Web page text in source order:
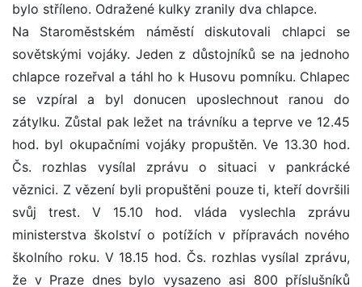
bylo stříleno. Odražené kulky zranily dva chlapce.
Na Staroměstském náměstí diskutovali chlapci se
sovětskými vojáky. Jeden z důstojníků se na jednoho
chlapce rozeřval a táhl ho k Husovu pomníku. Chlapec
se vzpíral a byl donucen uposlechnout ranou do
zátylku. Zůstal pak ležet na trávníku a teprve ve 12.45
hod. byl okupačními vojáky propuštěn. Ve 13.30 hod.
Čs. rozhlas vysílal zprávu o situaci v pankrácké
věznici. Z vězení byli propuštěni pouze ti, kteří dovršili
svůj trest. V 15.10 hod. vláda vyslechla zprávu
ministerstva školství o potížích v přípravách nového
školního roku. V 18.15 hod. Čs. rozhlas vysílal zprávu,
že v Praze dnes bylo vysazeno asi 800 příslušníků